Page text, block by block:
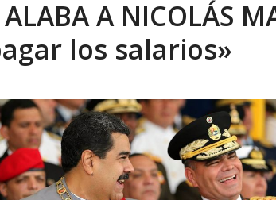
Por: Miguel Ángel León R AGOSTO 8, 2026
A NICOLÁS
los salarios»